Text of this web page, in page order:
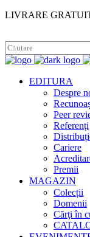
LIVRARE
EDITURA
Despre
Peer
Referenți
Cariere
Premii
MAGAZIN
Colecții
Domenii
Cărţi în